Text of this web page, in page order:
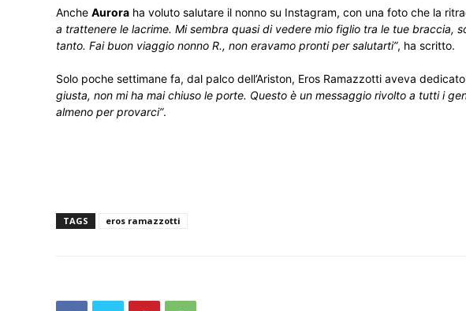
Anche Aurora ha voluto salutare il nonno su Instagram, con una foto che la
a trattenere le lacrime. Mi sembra quasi di vedere mio figlio tra le tue braccia,
tanto. Fai buon viaggio nonno R., non eravamo pronti per salutarti”, ha scritto.
Solo poche settimane fa, dal palco dell’Ariston, Eros Ramazzotti aveva
giusta, non mi ha mai chiuso le porte. Questo è un messaggio rivolto a tutti i
almeno per provarci”.
TAGS eros ramazzotti